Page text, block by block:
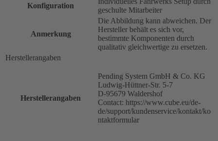
Konfiguration
geschulte Mitarbeiter
Anmerkung
Die Abbildung kann abweichen. Der
Hersteller behält es sich vor,
bestimmte Komponenten durch
qualitativ gleichwertige zu ersetzen.
Herstellerangaben
Herstellerangaben
Pending System GmbH & Co. KG
Ludwig-Hüttner-Str. 5-7
D-95679 Waldershof
Contact: https://www.cube.eu/de-
de/support/kundenservice/kontakt/ko
ntaktformular